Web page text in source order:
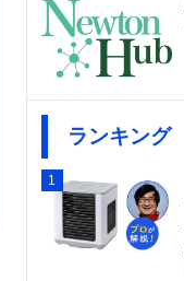
ランキング
1